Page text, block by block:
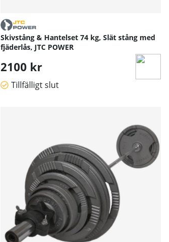
Skivstång & Hantelset 74 kg, Slät stång med
fjäderlås, JTC POWER
2100 kr
Tillfälligt slut